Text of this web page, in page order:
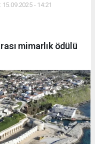
- 14:21
mimarlık ödülü